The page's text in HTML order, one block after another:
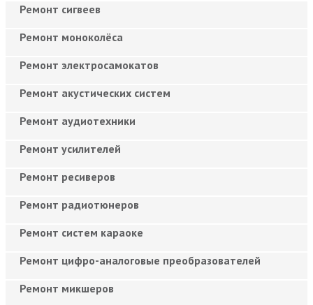
Ремонт сигвеев
Ремонт моноколёса
Ремонт электросамокатов
Ремонт акустических систем
Ремонт аудиотехники
Ремонт усилителей
Ремонт ресиверов
Ремонт радиотюнеров
Ремонт систем караоке
Ремонт цифро-аналоговые преобразователей
Ремонт микшеров